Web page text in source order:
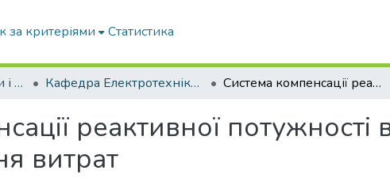
за критеріями Статистика
Факультет Енергетики і комп'ютерних технологій Кафедра Електротехніки і електромеханіки ім. проф. В.В. Овчарова Система компенсації реактивної потужності в сільських мережах як засіб скорочення витрат
реактивної
витрат